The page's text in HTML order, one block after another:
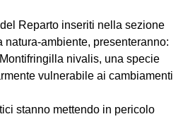
del Reparto inseriti nella sezione
natura-ambiente, presenteranno:
nivalis, una specie
vulnerabile ai cambiamenti
stanno mettendo in pericolo